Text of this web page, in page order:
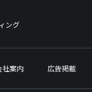
ング
社案内 広告掲載